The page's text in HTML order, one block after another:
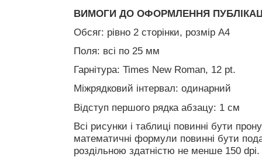
ВИМОГИ ДО ОФОРМЛЕННЯ
Обсяг: рівно 2 сторінки, розмір А4
Поля: всі по 25 мм
Гарнітура: Times New Roman, 12 pt.
Міжрядковий інтервал: одинарний
Відступ першого рядка абзацу: 1 см
Всі рисунки і таблиці повинні бути
математичні формули повинні бути
роздільною здатністю не менше 150 dpi.